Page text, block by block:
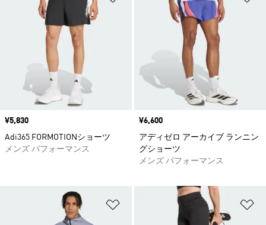
価格
¥5,830
Adi365 FORMOTIONショーツ
メンズ パフォーマンス
価格
¥6,600
アディゼロ アーカイブ ランニン
グショーツ
メンズ パフォーマンス
ほしいものリストに追加